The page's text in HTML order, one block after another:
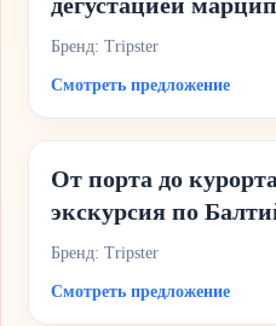
Бренд: Tripster
Смотреть предложение
От порта до
экскурсия по
Бренд: Tripster
Смотреть предложение